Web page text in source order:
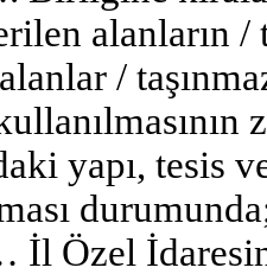
alanların /
/
yapı, tesis